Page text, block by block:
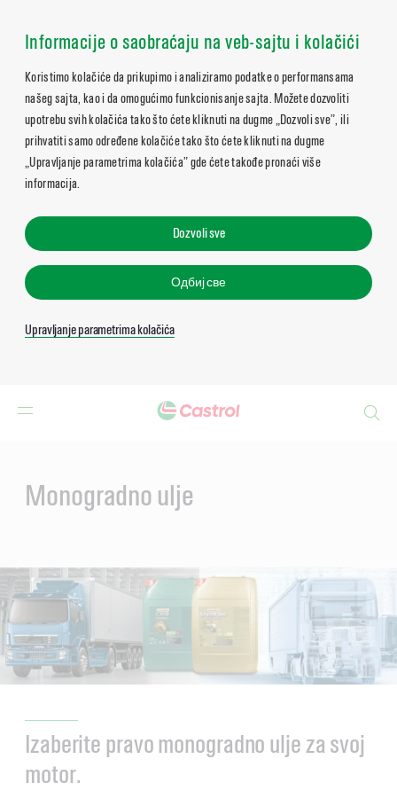
Informacije o saobraćaju na veb-sajtu i kolačići
Koristimo kolačiće da prikupimo i analiziramo podatke o performansama
našeg sajta, kao i da omogućimo funkcionisanje sajta. Možete dozvoliti
upotrebu svih kolačića tako što ćete kliknuti na dugme „Dozvoli sve”, ili
prihvatiti samo određene kolačiće tako što ćete kliknuti na dugme
„Upravljanje parametrima kolačića” gde ćete takođe pronaći više
informacija.
Dozvoli sve
Одбиј све
Upravljanje parametrima kolačića
Monogradno ulje
Izaberite pravo monogradno ulje za svoj
motor.